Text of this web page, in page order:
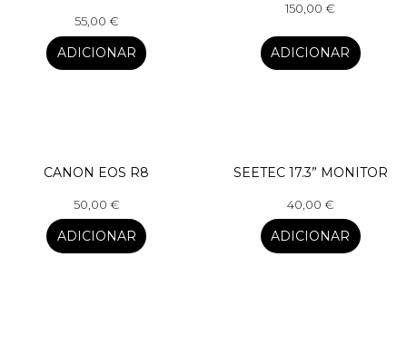
55,00 €
ADICIONAR
150,00€
ADICIONAR
CANON EOS R8
50,00 €
ADICIONAR
SEETEC 17.3” MONITOR
40,00 €
ADICIONAR